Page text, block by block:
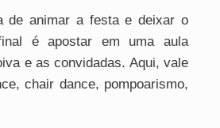
de animar a festa e deixar o
é apostar em uma aula
e as convidadas. Aqui, vale
chair dance, pompoarismo,